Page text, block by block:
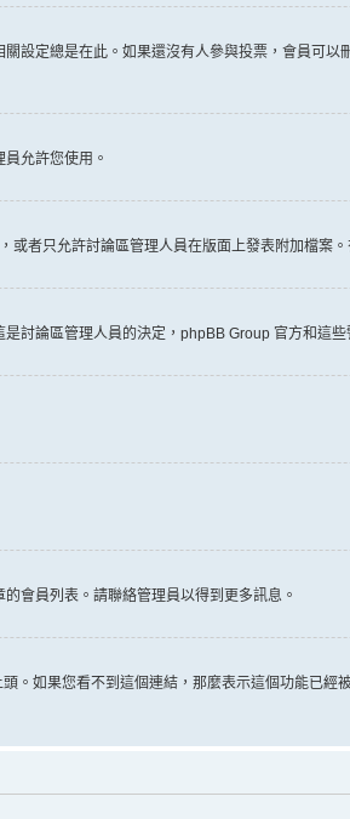
設定總是在此。如果還沒有人參與投票，會員可
允許您使用。
者只允許討論區管理人員在版面上發表附加檔案
論區管理人員的決定，phpBB Group 官方和這
會員列表。請聯絡管理員以得到更多訊息。
如果您看不到這個連結，那麼表示這個功能已